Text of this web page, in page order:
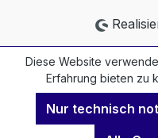
Diese Website
Erfahrung bieten zu
Nur technisch